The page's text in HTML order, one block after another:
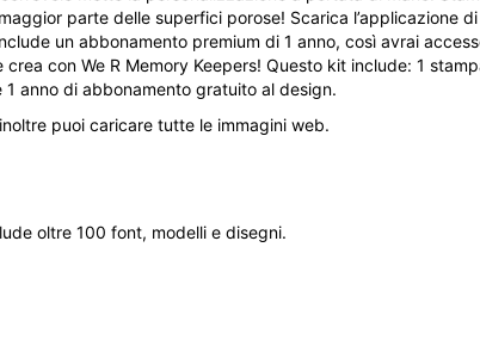
parte delle superfici porose! Scarica l’applicazione
un abbonamento premium di 1 anno, così avrai
con We R Memory Keepers! Questo kit include: 1
anno di abbonamento gratuito al design.
puoi caricare tutte le immagini web.
oltre 100 font, modelli e disegni.